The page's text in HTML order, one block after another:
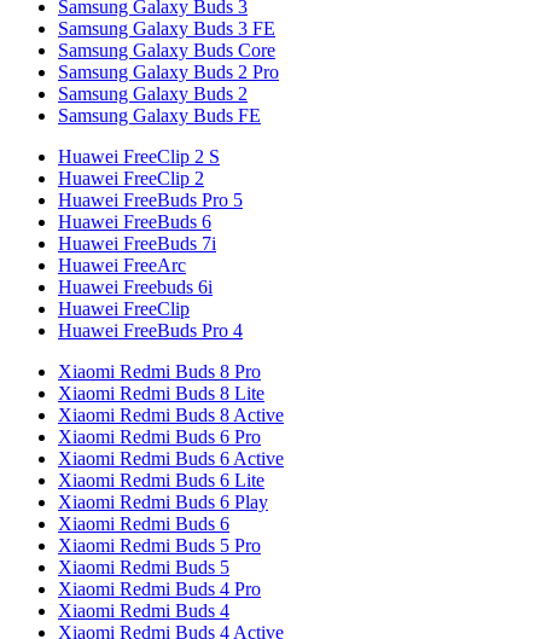
Samsung Galaxy Buds 3
Samsung Galaxy Buds 3 FE
Samsung Galaxy Buds Core
Samsung Galaxy Buds 2 Pro
Samsung Galaxy Buds 2
Samsung Galaxy Buds FE
Huawei FreeClip 2 S
Huawei FreeClip 2
Huawei FreeBuds Pro 5
Huawei FreeBuds 6
Huawei FreeBuds 7i
Huawei FreeArc
Huawei Freebuds 6i
Huawei FreeClip
Huawei FreeBuds Pro 4
Xiaomi Redmi Buds 8 Pro
Xiaomi Redmi Buds 8 Lite
Xiaomi Redmi Buds 8 Active
Xiaomi Redmi Buds 6 Pro
Xiaomi Redmi Buds 6 Active
Xiaomi Redmi Buds 6 Lite
Xiaomi Redmi Buds 6 Play
Xiaomi Redmi Buds 6
Xiaomi Redmi Buds 5 Pro
Xiaomi Redmi Buds 5
Xiaomi Redmi Buds 4 Pro
Xiaomi Redmi Buds 4
Xiaomi Redmi Buds 4 Active